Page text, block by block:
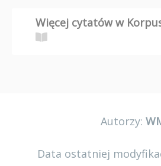
Więcej cytatów w
Autorzy:
Data ostatniej